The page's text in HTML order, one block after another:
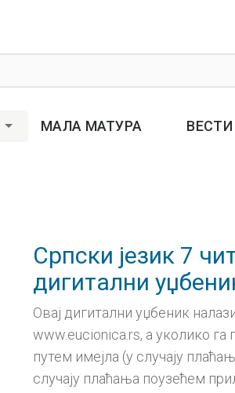
МАЛА МАТУРА ВЕСТИ
Српски језик 7
дигитални
Овај дигитални уџбеник
www.eucionica.rs, а уколико
путем имејла (у случају
случају плаћања поузећем